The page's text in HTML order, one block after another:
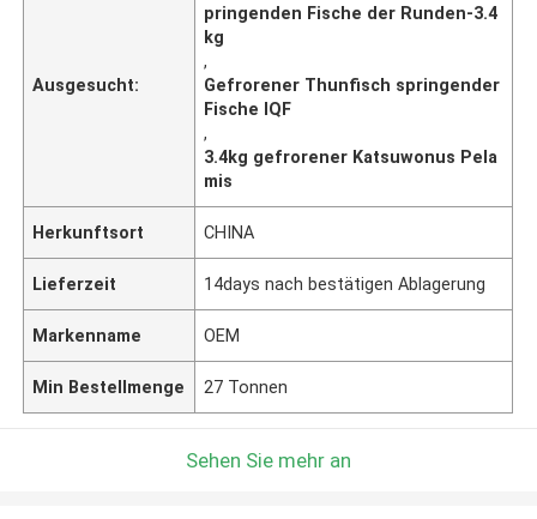
Ausgesucht:
pringenden Fische der Runden-3.4
kg
,
Gefrorener Thunfisch springender
Fische IQF
,
3.4kg gefrorener Katsuwonus Pela
mis
Herkunftsort CHINA
Lieferzeit 14days nach bestätigen Ablagerung
Markenname OEM
Min Bestellmenge 27 Tonnen
Sehen Sie mehr an